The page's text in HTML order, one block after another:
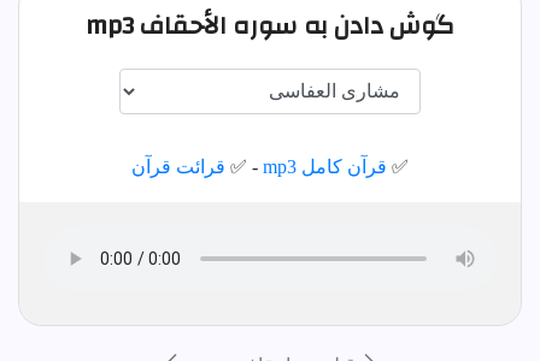
گوش دادن به سوره الأحقاف mp3
✅ قرآن کامل mp3 - ✅ قرائت قرآن